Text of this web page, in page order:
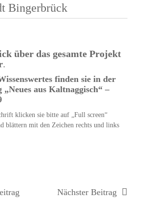
Bingerbrück
über das gesamte Projekt
.
finden sie in der
aus Kaltnaggisch“ –
klicken sie bitte auf „Full screen“
blättern mit den Zeichen rechts und links
Nächster Beitrag